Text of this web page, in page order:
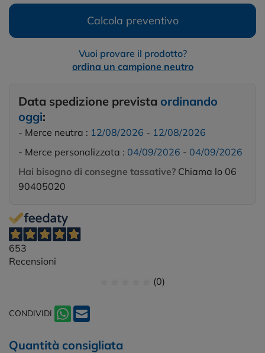
Calcola preventivo
Vuoi provare il prodotto?
ordina un campione neutro
Data spedizione prevista ordinando
oggi:
- Merce neutra : 12/08/2026 - 12/08/2026
- Merce personalizzata : 04/09/2026 - 04/09/2026
Hai bisogno di consegne tassative? Chiama lo 06
90405020
653
Recensioni
(0)
CONDIVIDI
Quantità consigliata